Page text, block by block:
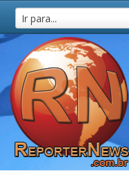
Ir para...